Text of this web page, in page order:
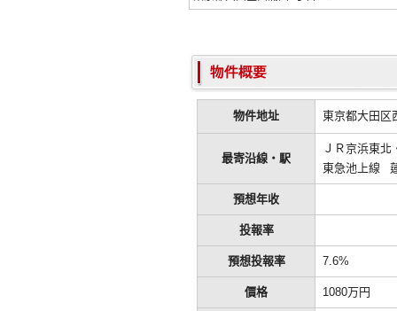
物件地址 東京都大田区
最寄沿線・駅
ＪＲ京浜東
東急池上線
預想年收
投報率
預想投報率 7.6%
價格 1080万円